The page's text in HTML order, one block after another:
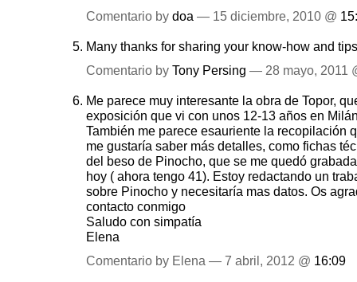
Comentario by doa — 15 diciembre, 2010 @
Many thanks for sharing your know-how and
Comentario by Tony Persing — 28 mayo, 2011
Me parece muy interesante la obra de Topor,
exposición que vi con unos 12-13 años en
También me parece esauriente la recopilación
me gustaría saber más detalles, como fichas
del beso de Pinocho, que se me quedó
hoy ( ahora tengo 41). Estoy redactando un
sobre Pinocho y necesitaría mas datos. Os
contacto conmigo
Saludo con simpatía
Elena
Comentario by Elena — 7 abril, 2012 @ 16:09